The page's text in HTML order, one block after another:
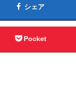
シェア
Pocket